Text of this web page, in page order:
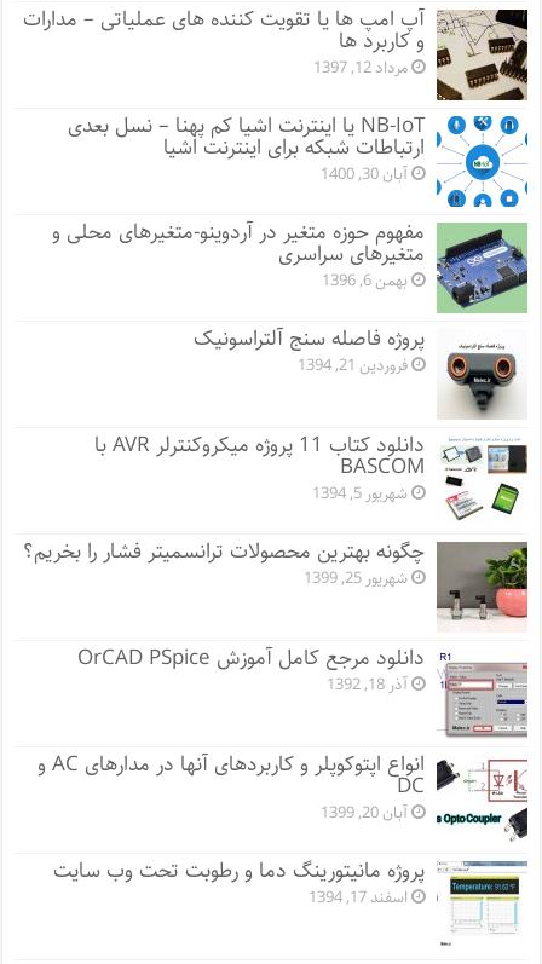
آپ امپ ها یا تقویت کننده های عملیاتی – مدارات
و کاربرد ها
مرداد 12, 1397
NB-IoT یا اینترنت اشیا کم پهنا – نسل بعدی
ارتباطات شبکه برای اینترنت اشیا
آبان 30, 1400
مفهوم حوزه متغیر در آردوینو-متغیرهای محلی و
متغیرهای سراسری
بهمن 6, 1396
پروژه فاصله سنج آلتراسونیک
فروردین 21, 1394
دانلود کتاب 11 پروژه میکروکنترلر AVR با
BASCOM
شهریور 5, 1394
چگونه بهترین محصولات ترانسمیتر فشار را بخریم؟
شهریور 25, 1399
دانلود مرجع کامل آموزش OrCAD PSpice
آذر 18, 1392
انواع اپتوکوپلر و کاربردهای آنها در مدارهای AC و
DC
آبان 20, 1399
پروژه مانيتورينگ دما و رطوبت تحت وب سایت
اسفند 17, 1394